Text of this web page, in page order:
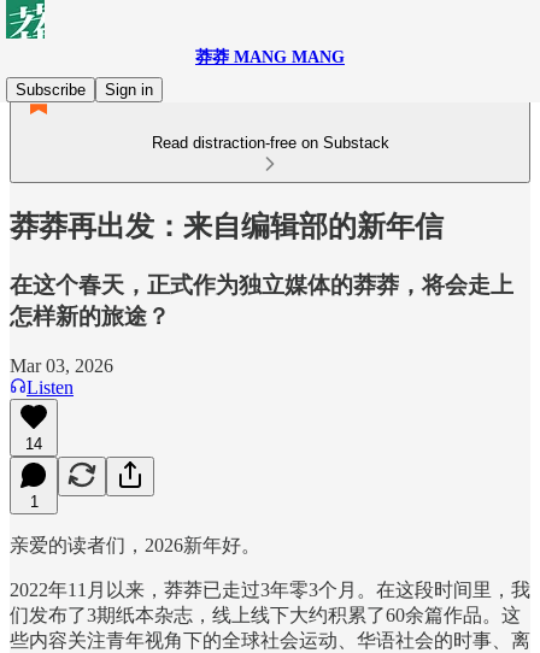
莽莽 MANG MANG
Subscribe
Sign in
Read distraction-free on Substack
莽莽再出发：来自编辑部的新年信
在这个春天，正式作为独立媒体的莽莽，将会走上
怎样新的旅途？
Mar 03, 2026
Listen
14
1
亲爱的读者们，2026新年好。
2022年11月以来，莽莽已走过3年零3个月。在这段时间里，我
们发布了3期纸本杂志，线上线下大约积累了60余篇作品。这
些内容关注青年视角下的全球社会运动、华语社会的时事、离